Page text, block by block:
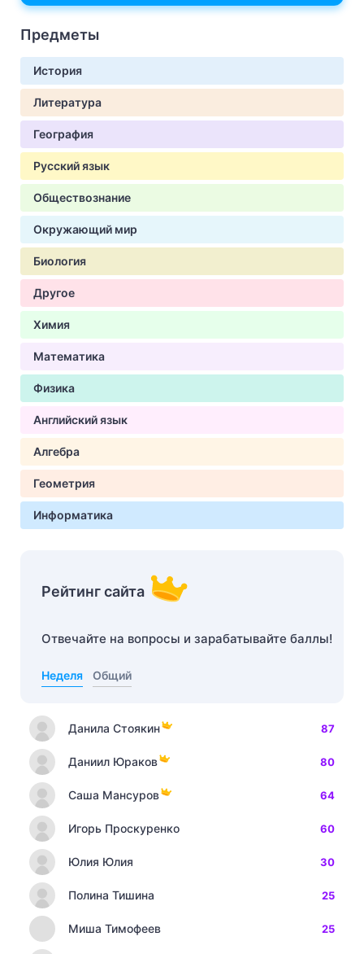
Предметы
История
Литература
География
Русский язык
Обществознание
Окружающий мир
Биология
Другое
Химия
Математика
Физика
Английский язык
Алгебра
Геометрия
Информатика
Рейтинг сайта
Отвечайте на вопросы и зарабатывайте баллы!
Неделя Общий
Данила Стоякин 87
Даниил Юраков 80
Саша Мансуров 64
Игорь Проскуренко 60
Юлия Юлия 30
Полина Тишина 25
Миша Тимофеев 25